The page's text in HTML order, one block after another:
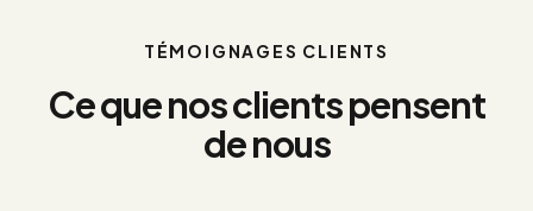
TÉMOIGNAGES CLIENTS
Ce que nos clients pensent
de nous